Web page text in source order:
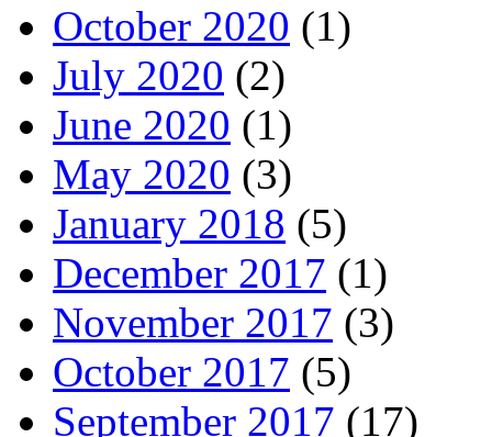
October 2020 (1)
July 2020 (2)
June 2020 (1)
May 2020 (3)
January 2018 (5)
December 2017 (1)
November 2017 (3)
October 2017 (5)
September 2017 (17)